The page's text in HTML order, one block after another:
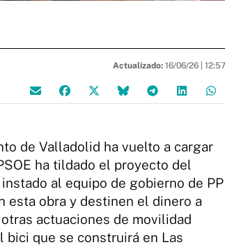
Actualizado: 16/06/26 | 12:57
de Valladolid ha vuelto a cargar
ha tildado el proyecto del
instado al equipo de gobierno de PP
esta obra y destinen el dinero a
actuaciones de movilidad
bici que se construirá en Las